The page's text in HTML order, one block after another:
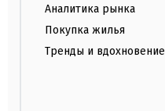
Аналитика рынка
Покупка жилья
Тренды и вдохновение